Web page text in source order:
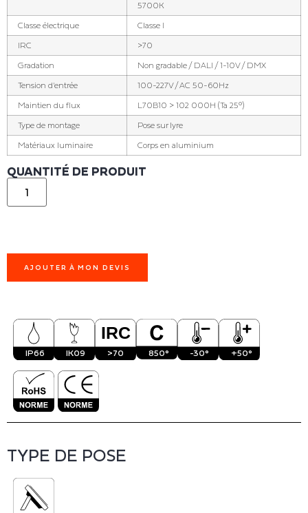
5700K
Classe électrique Classe I
IRC >70
Gradation Non gradable / DALI / 1-10V / DMX
Tension d'entrée 100-227V / AC 50-60Hz
Maintien du flux L70B10 > 102 000H (Ta 25°)
Type de montage Pose sur lyre
Matériaux luminaire Corps en aluminium
QUANTITÉ DE PRODUIT
AJOUTER À MON DEVIS
IP66 IK09 >70 850° -30° +50°
TYPE DE POSE